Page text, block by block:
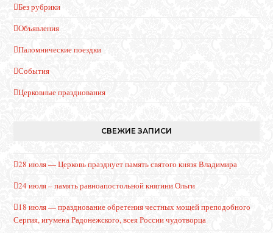
Без рубрики
Объявления
Паломнические поездки
События
Церковные празднования
СВЕЖИЕ ЗАПИСИ
28 июля — Церковь празднует память святого князя Владимира
24 июля – память равноапостольной княгини Ольги
18 июля — празднование обретения честных мощей преподобного
Сергия, игумена Радонежского, всея России чудотворца